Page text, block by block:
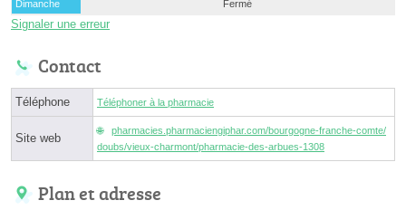
Dimanche
Fermé
Signaler une erreur
Contact
Téléphone Téléphoner à la pharmacie
Site web
pharmacies.pharmaciengiphar.com/bourgogne-franche-comte/
doubs/vieux-charmont/pharmacie-des-arbues-1308
Plan et adresse